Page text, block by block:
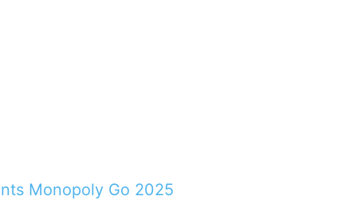
Monopoly Go 2025